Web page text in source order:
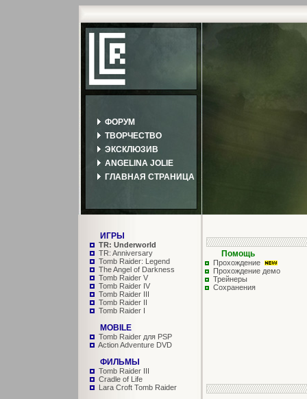
ФОРУМ
ТВОРЧЕСТВО
ЭКСКЛЮЗИВ
ANGELINA JOLIE
ГЛАВНАЯ СТРАНИЦА
ИГРЫ
TR: Underworld
TR: Anniversary
Tomb Raider: Legend
The Angel of Darkness
Tomb Raider V
Tomb Raider IV
Tomb Raider III
Tomb Raider II
Tomb Raider I
MOBILE
Tomb Raider для PSP
Action Adventure DVD
ФИЛЬМЫ
Tomb Raider III
Cradle of Life
Lara Croft Tomb Raider
Помощь
Прохождение
Прохождение демо
Трейнеры
Сохранения